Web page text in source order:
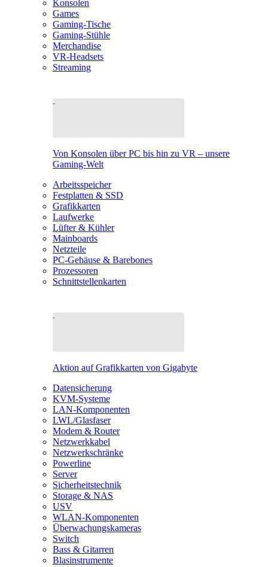
Konsolen
Games
Gaming-Tische
Gaming-Stühle
Merchandise
VR-Headsets
Streaming
Von Konsolen über PC bis hin zu VR – unsere
Gaming-Welt
Arbeitsspeicher
Festplatten & SSD
Grafikkarten
Laufwerke
Lüfter & Kühler
Mainboards
Netzteile
PC-Gehäuse & Barebones
Prozessoren
Schnittstellenkarten
Aktion auf Grafikkarten von Gigabyte
Datensicherung
KVM-Systeme
LAN-Komponenten
LWL/Glasfaser
Modem & Router
Netzwerkkabel
Netzwerkschränke
Powerline
Server
Sicherheitstechnik
Storage & NAS
USV
WLAN-Komponenten
Überwachungskameras
Switch
Bass & Gitarren
Blasinstrumente